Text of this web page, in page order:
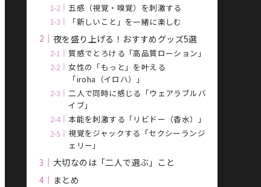
五感（視覚・嗅覚）を刺激する
「新しいこと」を一緒に楽しむ
夜を盛り上げる！おすすめグッズ5選
質感でとろける「高品質ローション」
女性の「もっと」を叶える
「iroha（イロハ）」
二人で同時に感じる「ウェアラブルバ
イブ」
本能を刺激する「リビドー（香水）」
視覚をジャックする「セクシーランジ
ェリー」
大切なのは「二人で選ぶ」こと
まとめ